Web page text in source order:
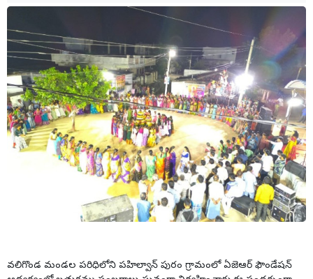
వలిగొండ మండల పరిధిలోని పహిల్వాన్ పురం గ్రామంలో ఏజెఆర్ ఫౌండేషన్